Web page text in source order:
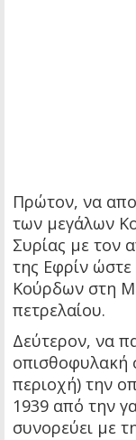
Πρώτον, να
των μεγάλων
Συρίας με τον
της Εφρίν
Κούρδων στη
πετρελαίου.
Δεύτερον, να
οπισθοφυλακή
περιοχή) την
1939 από την
συνορεύει με